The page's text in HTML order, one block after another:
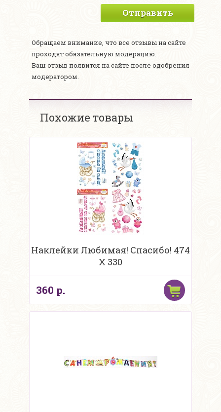
Отправить
Обращаем внимание, что все отзывы на сайте
проходят обязательную модерацию.
Ваш отзыв появится на сайте после одобрения
модератором.
Похожие товары
Наклейки Любимая! Спасибо! 474
Х 330
360 р.